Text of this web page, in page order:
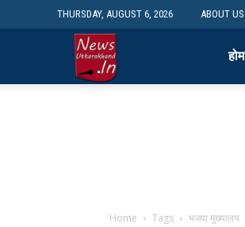
THURSDAY, AUGUST 6, 2026 ABOUT US
होम
Home Tags भजपा मुख्यालय